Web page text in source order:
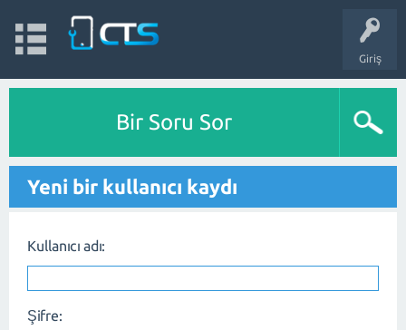
Giriş
Bir Soru Sor
Yeni bir kullanıcı kaydı
Kullanıcı adı:
Şifre: